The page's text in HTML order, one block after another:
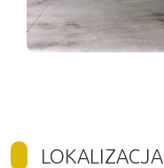
LOKALIZACJA